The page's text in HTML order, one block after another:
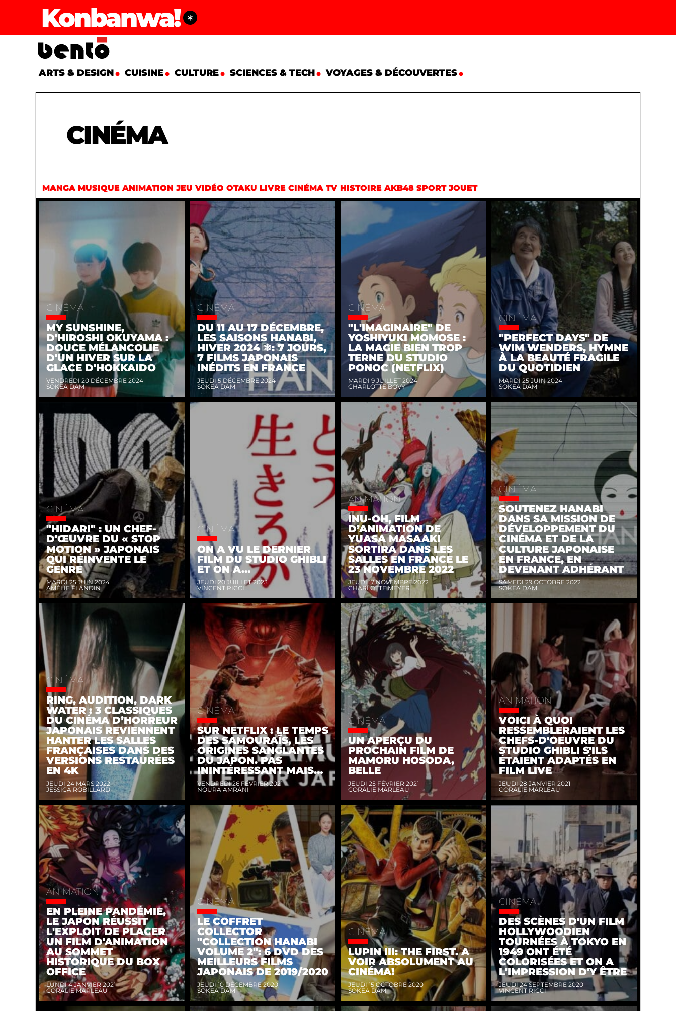
Konbanwa!
ARTS & DESIGN CUISINE CULTURE SCIENCES & TECH VOYAGES & DÉCOUVERTES
CINÉMA
MANGA MUSIQUE ANIMATION JEU VIDÉO OTAKU LIVRE CINÉMA TV HISTOIRE AKB48 SPORT JOUET
CINÉMA
MY SUNSHINE,
D'HIROSHI OKUYAMA :
DOUCE MÉLANCOLIE
D'UN HIVER SUR LA
GLACE D'HOKKAIDO
VENDREDI 20 DÉCEMBRE 2024
SOKEA DAM
CINÉMA
DU 11 AU 17 DÉCEMBRE,
LES SAISONS HANABI,
HIVER 2024 ❄: 7 JOURS,
7 FILMS JAPONAIS
INÉDITS EN FRANCE
JEUDI 5 DÉCEMBRE 2024
SOKEA DAM
CINÉMA
"L'IMAGINAIRE" DE
YOSHIYUKI MOMOSE :
LA MAGIE BIEN TROP
TERNE DU STUDIO
PONOC (NETFLIX)
MARDI 9 JUILLET 2024
CHARLOTTE BOVY
CINÉMA
"PERFECT DAYS" DE
WIM WENDERS, HYMNE
À LA BEAUTÉ FRAGILE
DU QUOTIDIEN
MARDI 25 JUIN 2024
SOKEA DAM
CINÉMA
"HIDARI" : UN CHEF-
D'ŒUVRE DU « STOP
MOTION » JAPONAIS
QUI RÉINVENTE LE
GENRE
MARDI 25 JUIN 2024
AMÉLIE FLANDIN
CINÉMA
ON A VU LE DERNIER
FILM DU STUDIO GHIBLI
ET ON A…
JEUDI 20 JUILLET 2023
VINCENT RICCI
ANIMATION
INU-OH, FILM
D’ANIMATION DE
YUASA MASAAKI
SORTIRA DANS LES
SALLES EN FRANCE LE
23 NOVEMBRE 2022
JEUDI 17 NOVEMBRE 2022
CHARLOTTE MEYER
CINÉMA
SOUTENEZ HANABI
DANS SA MISSION DE
DÉVELOPPEMENT DU
CINÉMA ET DE LA
CULTURE JAPONAISE
EN FRANCE, EN
DEVENANT ADHÉRANT
SAMEDI 29 OCTOBRE 2022
SOKEA DAM
CINÉMA
RING, AUDITION, DARK
WATER : 3 CLASSIQUES
DU CINÉMA D’HORREUR
JAPONAIS REVIENNENT
HANTER LES SALLES
FRANÇAISES DANS DES
VERSIONS RESTAURÉES
EN 4K
JEUDI 24 MARS 2022
JESSICA ROBILLARD
CINÉMA
SUR NETFLIX : LE TEMPS
DES SAMOURAÏS, LES
ORIGINES SANGLANTES
DU JAPON. PAS
ININTÉRESSANT MAIS…
VENDREDI 26 FÉVRIER 2021
NOURA AMRANI
CINÉMA
UN APERÇU DU
PROCHAIN FILM DE
MAMORU HOSODA,
BELLE
JEUDI 25 FÉVRIER 2021
CORALIE MARLEAU
ANIMATION
VOICI À QUOI
RESSEMBLERAIENT LES
CHEFS-D'OEUVRE DU
STUDIO GHIBLI S'ILS
ÉTAIENT ADAPTÉS EN
FILM LIVE
JEUDI 28 JANVIER 2021
CORALIE MARLEAU
ANIMATION
EN PLEINE PANDÉMIE,
LE JAPON RÉUSSIT
L'EXPLOIT DE PLACER
UN FILM D'ANIMATION
AU SOMMET
HISTORIQUE DU BOX
OFFICE
LUNDI 4 JANVIER 2021
CORALIE MARLEAU
CINÉMA
LE COFFRET
COLLECTOR
"COLLECTION HANABI
VOLUME 2": 6 DVD DES
MEILLEURS FILMS
JAPONAIS DE 2019/2020
JEUDI 10 DÉCEMBRE 2020
SOKEA DAM
CINÉMA
LUPIN III: THE FIRST. A
VOIR ABSOLUMENT AU
CINÉMA!
JEUDI 15 OCTOBRE 2020
SOKEA DAM
CINÉMA
DES SCÈNES D'UN FILM
HOLLYWOODIEN
TOURNÉES À TOKYO EN
1949 ONT ÉTÉ
COLORISÉES ET ON A
L'IMPRESSION D'Y ÊTRE
JEUDI 24 SEPTEMBRE 2020
VINCENT RICCI